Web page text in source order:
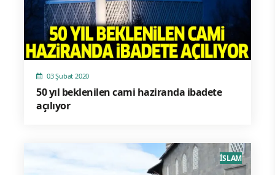
03 Şubat 2020
50 yıl beklenilen cami haziranda ibadete
açılıyor
İSLAM